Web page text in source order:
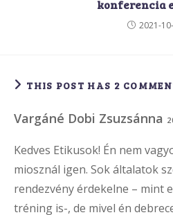
konferencia
2021-
THIS POST HAS 2
Vargáné Dobi Zsuzsánna
Kedves Etikusok! Én nem
miosznál igen. Sok általatok
rendezvény érdekelne – mint
tréning is-, de mivel én